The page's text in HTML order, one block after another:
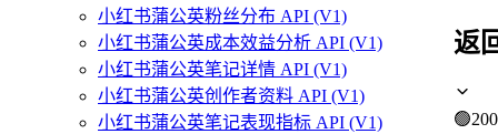
小红书蒲公英粉丝分布 API (V1)
小红书蒲公英成本效益分析 API (V1)
小红书蒲公英笔记详情 API (V1)
小红书蒲公英创作者资料 API (V1)
小红书蒲公英笔记表现指标 API (V1)
返
🟢200